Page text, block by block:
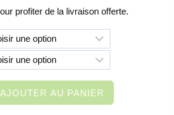
profiter de la livraison offerte.
AJOUTER AU PANIER